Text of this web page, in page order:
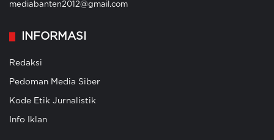
mediabanten2012@gmail.com
INFORMASI
Redaksi
Pedoman Media Siber
Kode Etik Jurnalistik
Info Iklan